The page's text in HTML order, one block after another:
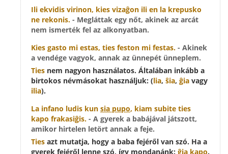
Ili ekvidis virinon, kies vizaĝon ili en la krepusko
ne rekonis. - Megláttak egy nőt, akinek az arcát
nem ismerték fel az alkonyatban.
Kies gasto mi estas, ties feston mi festas. - Akinek
a vendége vagyok, annak az ünnepét ünneplem.
Ties nem nagyon használatos. Általában inkább a
birtokos névmásokat használjuk: (lia, ŝia, ĝia vagy
ilia).
La infano ludis kun sia pupo, kiam subite ties
kapo frakasiĝis. - A gyerek a babájával játszott,
amikor hirtelen letört annak a feje.
Ties azt mutatja, hogy a baba fejéről van szó. Ha a
gyerek fejéről lenne szó, így mondanánk: ĝia kapo.